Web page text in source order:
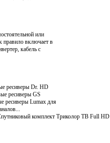
или
правило включает в
кабель с
ресиверы Dr. HD
ресиверы GS
ресиверы Lumax для
комплект Триколор ТВ Full HD